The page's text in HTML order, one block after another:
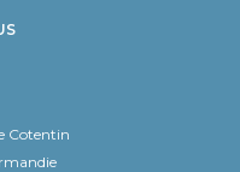
Cotentin